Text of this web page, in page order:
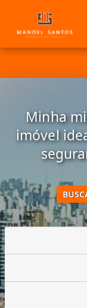
Minha
imóvel